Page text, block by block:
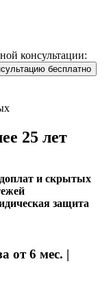
консультации:
бесплатно
25 лет
и скрытых
защита
от 6 мес. |